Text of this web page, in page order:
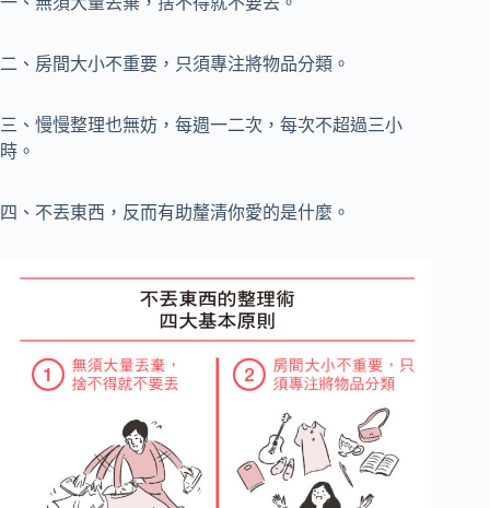
二、房間大小不重要，只須專注將物品分類。
三、慢慢整理也無妨，每週一二次，每次不超過三小
時。
四、不丟東西，反而有助釐清你愛的是什麼。